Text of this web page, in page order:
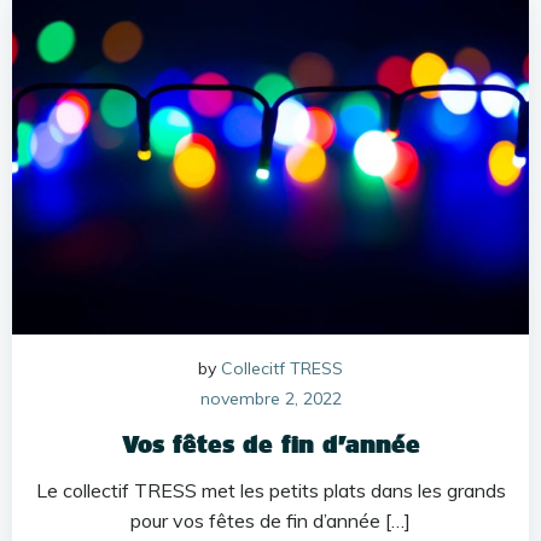
by Collecitf TRESS
novembre 2, 2022
Vos fêtes de fin d’année
Le collectif TRESS met les petits plats dans les grands
pour vos fêtes de fin d’année […]